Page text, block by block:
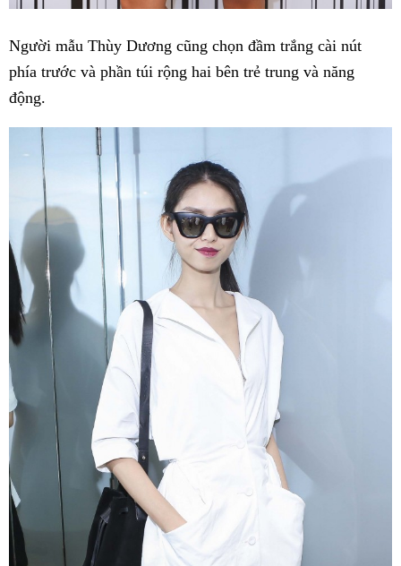
Người mẫu Thùy Dương cũng chọn đầm trắng cài nút
phía trước và phần túi rộng hai bên trẻ trung và năng
động.